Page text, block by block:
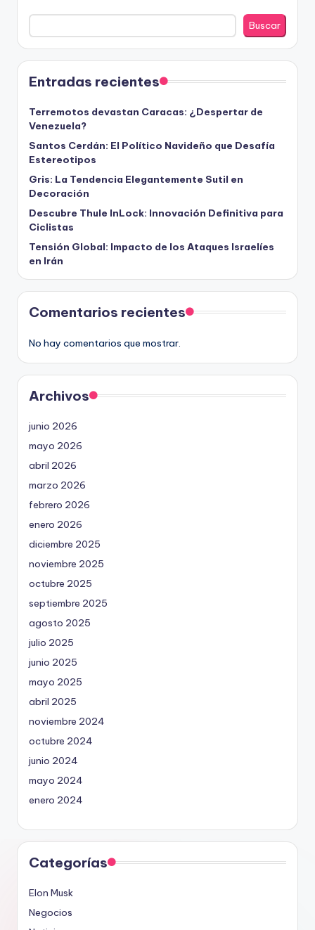
Buscar
Entradas recientes
Terremotos devastan Caracas: ¿Despertar de
Venezuela?
Santos Cerdán: El Político Navideño que Desafía
Estereotipos
Gris: La Tendencia Elegantemente Sutil en
Decoración
Descubre Thule InLock: Innovación Definitiva para
Ciclistas
Tensión Global: Impacto de los Ataques Israelíes
en Irán
Comentarios recientes
No hay comentarios que mostrar.
Archivos
junio 2026
mayo 2026
abril 2026
marzo 2026
febrero 2026
enero 2026
diciembre 2025
noviembre 2025
octubre 2025
septiembre 2025
agosto 2025
julio 2025
junio 2025
mayo 2025
abril 2025
noviembre 2024
octubre 2024
junio 2024
mayo 2024
enero 2024
Categorías
Elon Musk
Negocios